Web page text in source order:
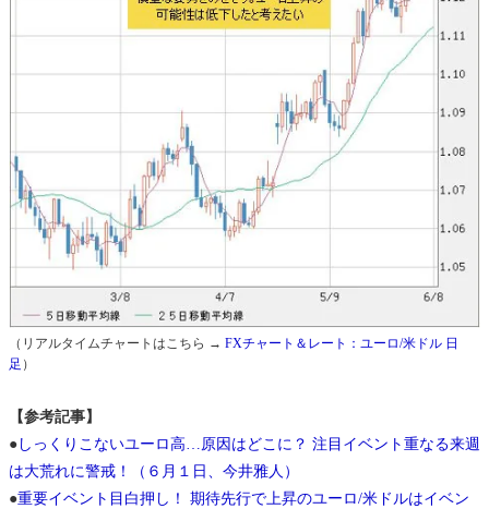
（リアルタイムチャートはこちら → FXチャート＆レート：ユーロ/米ドル 日
足 ）
【参考記事】
● しっくりこないユーロ高…原因はどこに？ 注目イベント重なる来週
は大荒れに警戒！（６月１日、今井雅人）
●重要イベント目白押し！ 期待先行で上昇のユーロ/米ドルはイベン